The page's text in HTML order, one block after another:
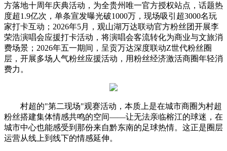
方落地十周年庆典活动，为全贵州唯一官方授权站点，话题热
度超1.9亿次，单条宣发曝光破1000万，现场吸引超3000名玩
家打卡互动；2026年5月，观山湖万达联动官方粉丝团开展李
荣浩演唱会应援打卡活动，将演唱会客流转化为商业与文旅消
费场景；2026年五一期间，呈贡万达深度联动Z世代粉丝圈
层，开展多场人气粉丝应援活动，用粉丝经济激活商圈年轻消
费力。
村超的"第二现场"观赛活动，本质上是在城市商圈为村超
粉丝搭建集体情感共鸣的空间——让无法亲临榕江的球迷，在
城市中心也能感受到那份来自黔东南的足球热情。这正是圈层
运营从线上到线下的情感延伸。